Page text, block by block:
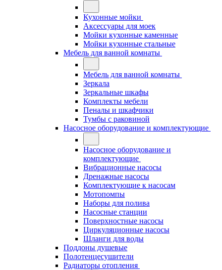
Кухонные мойки
Аксессуары для моек
Мойки кухонные каменные
Мойки кухонные стальные
Мебель для ванной комнаты
Мебель для ванной комнаты
Зеркала
Зеркальные шкафы
Комплекты мебели
Пеналы и шкафчики
Тумбы с раковиной
Насосное оборудование и комплектующие
Насосное оборудование и
комплектующие
Вибрационные насосы
Дренажные насосы
Комплектующие к насосам
Мотопомпы
Наборы для полива
Насосные станции
Поверхностные насосы
Циркуляционные насосы
Шланги для воды
Поддоны душевые
Полотенцесушители
Радиаторы отопления